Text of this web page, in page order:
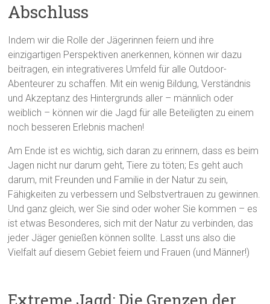
Abschluss
Indem wir die Rolle der Jägerinnen feiern und ihre
einzigartigen Perspektiven anerkennen, können wir dazu
beitragen, ein integrativeres Umfeld für alle Outdoor-
Abenteurer zu schaffen. Mit ein wenig Bildung, Verständnis
und Akzeptanz des Hintergrunds aller – männlich oder
weiblich – können wir die Jagd für alle Beteiligten zu einem
noch besseren Erlebnis machen!
Am Ende ist es wichtig, sich daran zu erinnern, dass es beim
Jagen nicht nur darum geht, Tiere zu töten; Es geht auch
darum, mit Freunden und Familie in der Natur zu sein,
Fähigkeiten zu verbessern und Selbstvertrauen zu gewinnen.
Und ganz gleich, wer Sie sind oder woher Sie kommen – es
ist etwas Besonderes, sich mit der Natur zu verbinden, das
jeder Jäger genießen können sollte. Lasst uns also die
Vielfalt auf diesem Gebiet feiern und Frauen (und Männer!)